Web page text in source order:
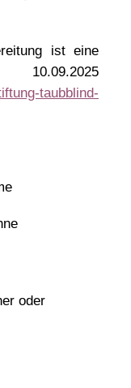
ist eine
taubblind-
oder